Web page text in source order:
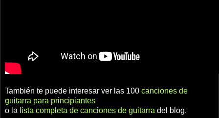
También te puede interesar ver las 100 canciones de
guitarra para principiantes
o la lista completa de canciones de guitarra del blog.